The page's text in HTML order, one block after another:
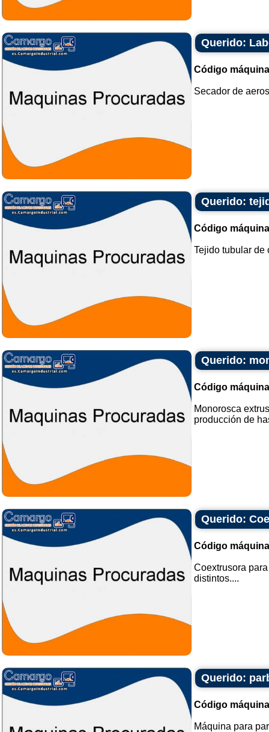
Querido:
Código
Secador de
Querido:
Código
Tejido tubular de
Querido:
Código
Monorosca
producción de
Querido:
Código
Coextrusora
distintos....
Querido:
Código
Máquina para